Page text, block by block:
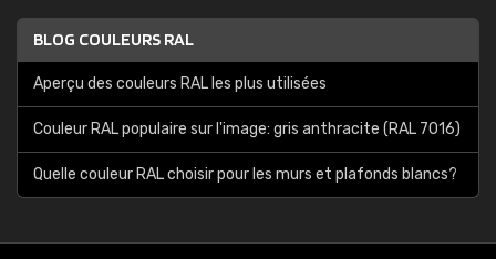
BLOG COULEURS RAL
Aperçu des couleurs RAL les plus utilisées
Couleur RAL populaire sur l'image: gris anthracite (RAL 7016)
Quelle couleur RAL choisir pour les murs et plafonds blancs?